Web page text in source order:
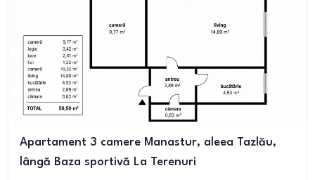
Apartament 3 camere Manastur, aleea Tazlău,
lângă Baza sportivă La Terenuri